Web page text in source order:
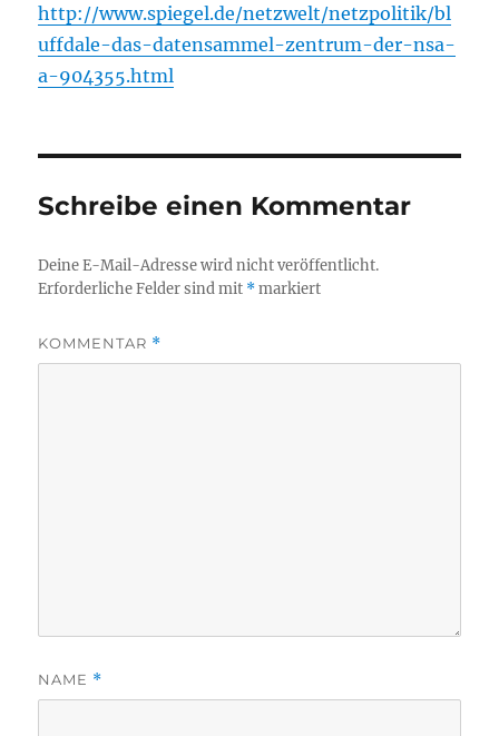
http://www.spiegel.de/netzwelt/netzpolitik/bl
uffdale-das-datensammel-zentrum-der-nsa-
a-904355.html
Schreibe einen Kommentar
Deine E-Mail-Adresse wird nicht veröffentlicht.
Erforderliche Felder sind mit *markiert
KOMMENTAR *
NAME *